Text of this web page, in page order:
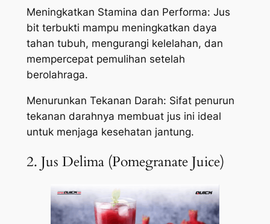
Meningkatkan Stamina dan Performa: Jus
bit terbukti mampu meningkatkan daya
tahan tubuh, mengurangi kelelahan, dan
mempercepat pemulihan setelah
berolahraga.
Menurunkan Tekanan Darah: Sifat penurun
tekanan darahnya membuat jus ini ideal
untuk menjaga kesehatan jantung.
2. Jus Delima (Pomegranate Juice)